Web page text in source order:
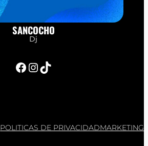
SANCOCHO
Dj
Facebook InstagramTikTok
POLITICAS DE PRIVACIDADMARKETING